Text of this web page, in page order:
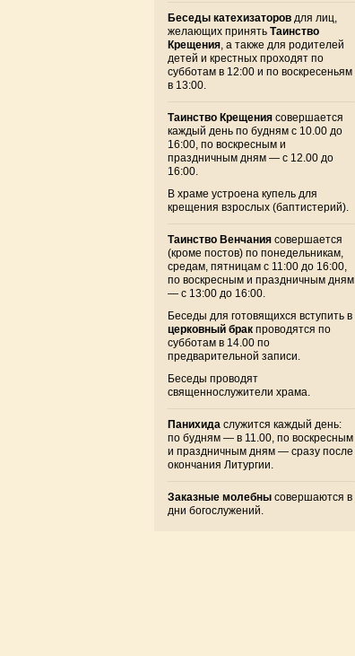
Беседы катехизаторов для лиц,
желающих принять Таинство
Крещения, а также для родителей
детей и крестных проходят по
субботам в 12:00 и по воскресеньям
в 13:00.
Таинство Крещения совершается
каждый день по будням с 10.00 до
16:00, по воскресным и
праздничным дням — с 12.00 до
16:00.
В храме устроена купель для
крещения взрослых (баптистерий).
Таинство Венчания совершается
(кроме постов) по понедельникам,
средам, пятницам с 11:00 до 16:00,
по воскресным и праздничным дням
— с 13:00 до 16:00.
Беседы для готовящихся вступить в
церковный брак проводятся по
субботам в 14.00 по
предварительной записи.
Беседы проводят
священнослужители храма.
Панихида служится каждый день:
по будням — в 11.00, по воскресным
и праздничным дням — сразу после
окончания Литургии.
Заказные молебны совершаются в
дни богослужений.